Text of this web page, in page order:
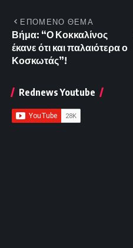
ΕΠΟΜΕΝΟ ΘΕΜΑ
Βήμα: “Ο Κοκκαλίνος
έκανε ότι και παλαιότερα ο
Κοσκωτάς”!
Rednews Youtube